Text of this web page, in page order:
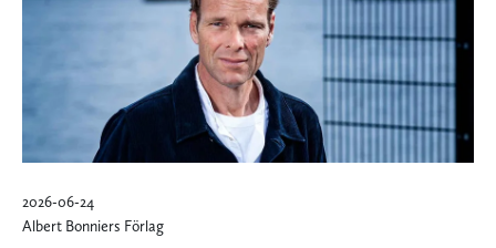
2026-06-24
Albert Bonniers Förlag